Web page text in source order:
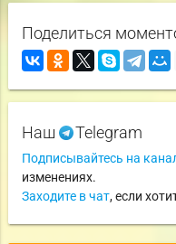
Поделиться
Наш Telegram
Подписывайтесь на
изменениях.
Заходите в чат, если